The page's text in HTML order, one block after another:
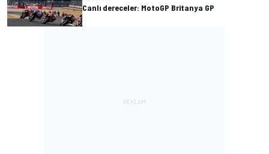
Canlı dereceler: MotoGP Britanya GP